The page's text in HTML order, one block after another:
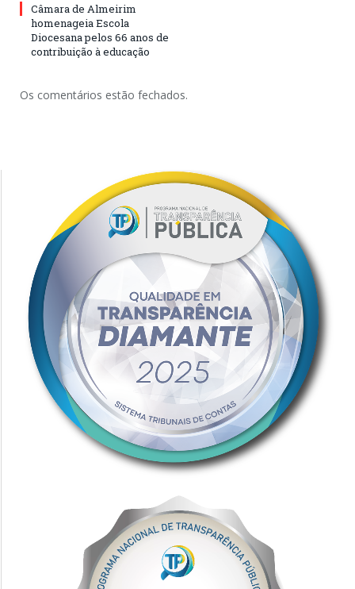
Câmara de Almeirim
homenageia Escola
Diocesana pelos 66 anos de
contribuição à educação
Os comentários estão fechados.